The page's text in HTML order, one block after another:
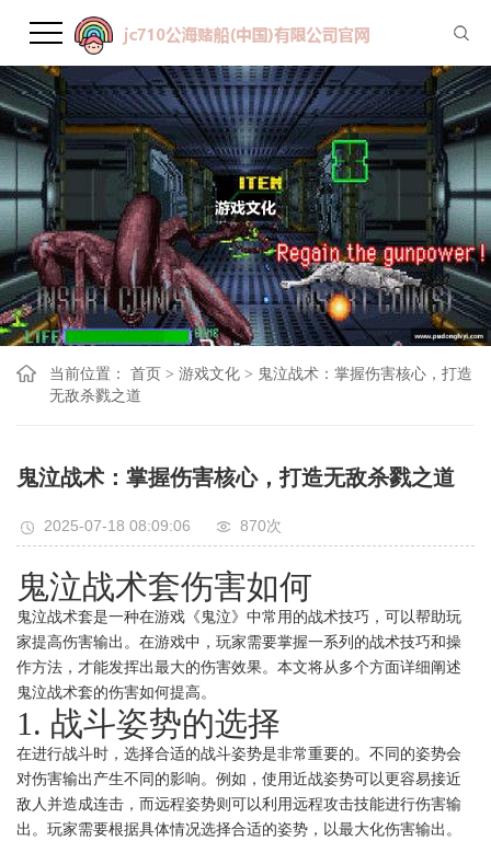
当前位置： 首页 > 游戏文化 > 鬼泣战术：掌握伤害核心，打造
无敌杀戮之道
鬼泣战术：掌握伤害核心，打造无敌杀戮之道
2025-07-18 08:09:06 870次
鬼泣战术套伤害如何
鬼泣战术套是一种在游戏《鬼泣》中常用的战术技巧，可以帮助玩
家提高伤害输出。在游戏中，玩家需要掌握一系列的战术技巧和操
作方法，才能发挥出最大的伤害效果。本文将从多个方面详细阐述
鬼泣战术套的伤害如何提高。
1. 战斗姿势的选择
在进行战斗时，选择合适的战斗姿势是非常重要的。不同的姿势会
对伤害输出产生不同的影响。例如，使用近战姿势可以更容易接近
敌人并造成连击，而远程姿势则可以利用远程攻击技能进行伤害输
出。玩家需要根据具体情况选择合适的姿势，以最大化伤害输出。